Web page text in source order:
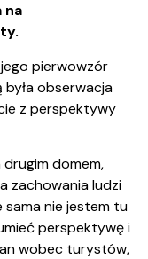
na
pierwowzór
była obserwacja
z perspektywy
drugim domem,
zachowania ludzi
sama nie jestem tu
perspektywę i
wobec turystów,